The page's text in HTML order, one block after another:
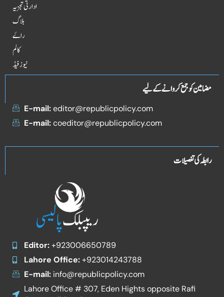
ادارتی تجزیہ
بلاگ
راۓ
کالم
نیوز فیڈ
مضامین کو جمع کروانے کے لیے
E-mail:editor@republicpolicy.com
E-mail:coeditor@republicpolicy.com
رابطہ کی تفصیلات
Editor:+923006650789
Lahore Office:+923014243788
E-mail:info@republicpolicy.com
Lahore Office # 307, Eden Hights opposite Rafi